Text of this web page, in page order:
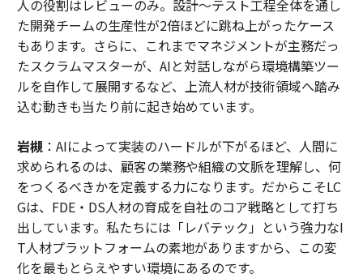
人の役割はレビューのみ。設計～テスト工程全体を通し
た開発チームの生産性が2倍ほどに跳ね上がったケース
もあります。さらに、これまでマネジメントが主務だっ
たスクラムマスターが、AIと対話しながら環境構築ツー
ルを自作して展開するなど、上流人材が技術領域へ踏み
込む動きも当たり前に起き始めています。
岩槻：AIによって実装のハードルが下がるほど、人間に
求められるのは、顧客の業務や組織の文脈を理解し、何
をつくるべきかを定義する力になります。だからこそLC
Gは、FDE・DS人材の育成を自社のコア戦略として打ち
出しています。私たちには「レバテック」という強力なI
T人材プラットフォームの素地がありますから、この変
化を最もとらえやすい環境にあるのです。